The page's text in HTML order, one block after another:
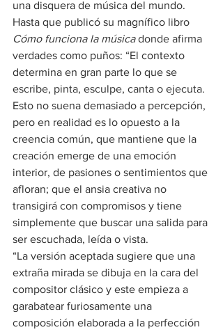
una disquera de música del mundo.
Hasta que publicó su magnífico libro
Cómo funciona la música donde afirma
verdades como puños: “El contexto
determina en gran parte lo que se
escribe, pinta, esculpe, canta o ejecuta.
Esto no suena demasiado a percepción,
pero en realidad es lo opuesto a la
creencia común, que mantiene que la
creación emerge de una emoción
interior, de pasiones o sentimientos que
afloran; que el ansia creativa no
transigirá con compromisos y tiene
simplemente que buscar una salida para
ser escuchada, leída o vista.
“La versión aceptada sugiere que una
extraña mirada se dibuja en la cara del
compositor clásico y este empieza a
garabatear furiosamente una
composición elaborada a la perfección